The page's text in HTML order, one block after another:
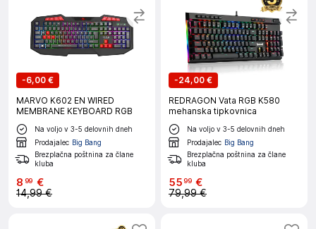
-6,00 €
MARVO K602 EN WIRED
MEMBRANE KEYBOARD RGB
Na voljo v 3-5 delovnih dneh
Prodajalec Big Bang
Brezplačna poštnina za člane
kluba
8 99 €
14,99 €
-24,00 €
REDRAGON Vata RGB K580
mehanska tipkovnica
Na voljo v 3-5 delovnih dneh
Prodajalec Big Bang
Brezplačna poštnina za člane
kluba
5599 €
79,99 €